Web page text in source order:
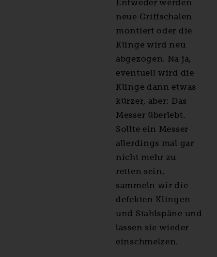
Entweder werden
neue Griffschalen
montiert oder die
Klinge wird neu
abgezogen. Na ja,
eventuell wird die
Klinge dann etwas
kürzer, aber: Das
Messer überlebt.
Sollte ein Messer
allerdings mal gar
nicht mehr zu
retten sein,
sammeln wir die
defekten Klingen
und Stahlspäne und
lassen sie wieder
einschmelzen.